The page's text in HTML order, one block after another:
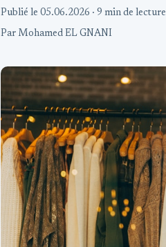
Publié le 05.06.2026 · 9 min de lecture
Par Mohamed EL GNANI